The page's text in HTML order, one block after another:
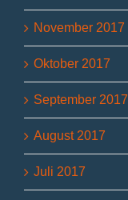
November 2017
Oktober 2017
September 2017
August 2017
Juli 2017